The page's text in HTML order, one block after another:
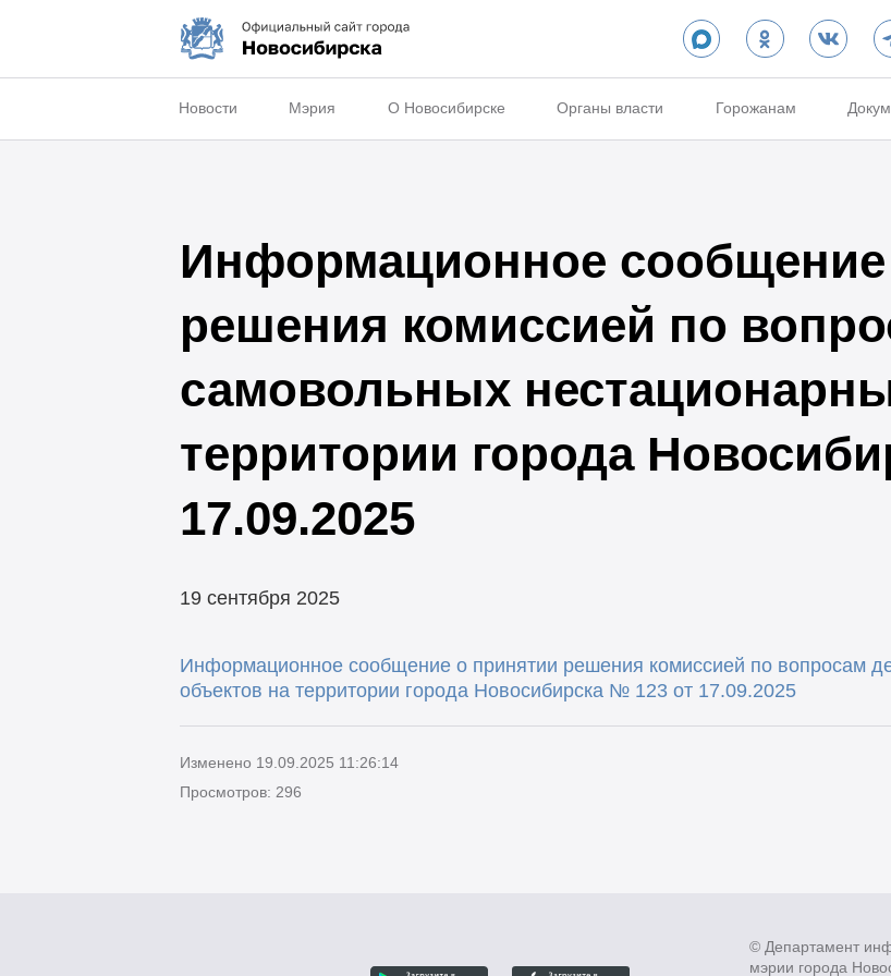
Новости Мэрия О Новосибирске Органы власти Горожанам
Информационное сообщение
решения комиссией по
самовольных
территории города
17.09.2025
19 сентября 2025
Информационное сообщение о принятии решения комиссией по вопросам
объектов на территории города Новосибирска № 123 от 17.09.2025
Изменено 19.09.2025 11:26:14
Просмотров: 296
© Департамент
мэрии города